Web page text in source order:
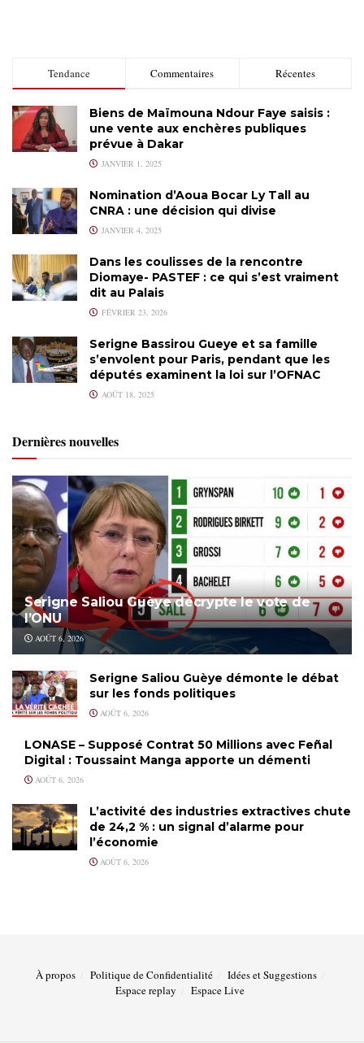
Tendance Commentaires Récentes
Biens de Maïmouna Ndour Faye saisis :
une vente aux enchères publiques
prévue à Dakar
JANVIER 1, 2025
Nomination d’Aoua Bocar Ly Tall au
CNRA : une décision qui divise
JANVIER 4, 2025
Dans les coulisses de la rencontre
Diomaye- PASTEF : ce qui s’est vraiment
dit au Palais
FÉVRIER 23, 2026
Serigne Bassirou Gueye et sa famille
s’envolent pour Paris, pendant que les
députés examinent la loi sur l’OFNAC
AOÛT 18, 2025
Dernières nouvelles
Serigne Saliou Guèye décrypte le vote de
l’ONU
AOÛT 6, 2026
Serigne Saliou Guèye démonte le débat
sur les fonds politiques
AOÛT 6, 2026
LONASE – Supposé Contrat 50 Millions avec Feñal
Digital : Toussaint Manga apporte un démenti
AOÛT 6, 2026
L’activité des industries extractives chute
de 24,2 % : un signal d’alarme pour
l’économie
AOÛT 6, 2026
À propos Politique de Confidentialité
Idées et Suggestions
Espace replay
Espace Live